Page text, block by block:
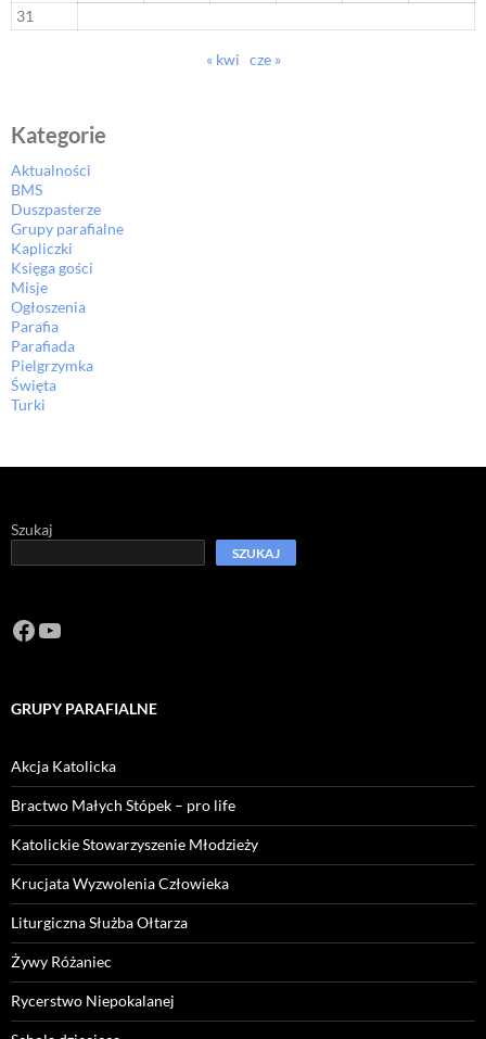
31
« kwi cze »
Kategorie
Aktualności
BMS
Duszpasterze
Grupy parafialne
Kapliczki
Księga gości
Misje
Ogłoszenia
Parafia
Parafiada
Pielgrzymka
Święta
Turki
Szukaj
SZUKAJ
Facebook
https://www.youtube.com/channel/
GRUPY PARAFIALNE
Akcja Katolicka
Bractwo Małych Stópek – pro life
Katolickie Stowarzyszenie Młodzieży
Krucjata Wyzwolenia Człowieka
Liturgiczna Służba Ołtarza
Żywy Różaniec
Rycerstwo Niepokalanej